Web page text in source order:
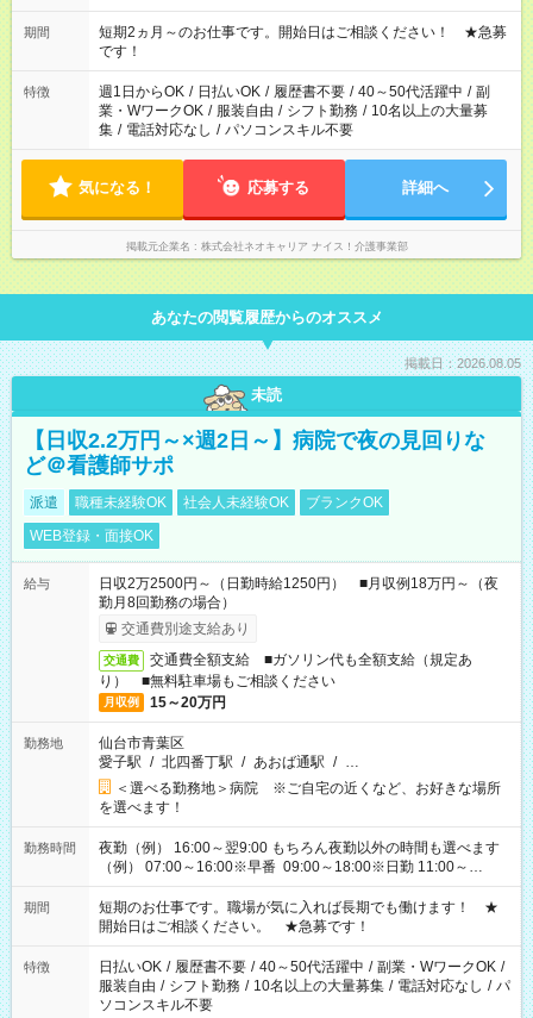
みたい」 「しっかり稼ぎたい」 「もう少し遅い時間から始めた
い」など ご希望にあったお仕事をご案内いたします。 ※未経験
の方の場合は1～2ヶ月間は日中での仕事を経験いただき、 お
仕事に慣れてからの夜勤になります。 ★家庭の都合でお休みが
必要な場合も遠慮なくご相談ください。
期間
短期2ヵ月～のお仕事です。開始日はご相談ください！ ★急募
です！
特徴 週1日からOK / 日払いOK / 履歴書不要 / 40～50代活躍中 / 副
業・WワークOK / 服装自由 / シフト勤務 / 10名以上の大量募
集 / 電話対応なし / パソコンスキル不要
気になる！ 応募する 詳細へ
掲載元企業名 株式会社ネオキャリア ナイス！介護事業部
あなたの閲覧履歴からのオススメ
掲載日：2026.08.05
未読
【日収2.2万円～×週2日～】病院で夜の見回りな
ど＠看護師サポ
派遣 職種未経験OK 社会人未経験OK
ブランクOK
WEB登録・面接OK
給与
日収2万2500円～（日勤時給1250円） ■月収例18万円～（夜
勤月8回勤務の場合）
交通費別途支給あり
交通費
交通費全額支給 ■ガソリン代も全額支給（規定あ
り） ■無料駐車場もご相談ください
月収例 15～20万円
勤務地
仙台市青葉区
愛子駅 / 北四番丁駅 / あおば通駅 / …
＜選べる勤務地＞病院 ※ご自宅の近くなど、お好きな場所
を選べます！
勤務時間
夜勤（例） 16:00～翌9:00 もちろん夜勤以外の時間も選べます
（例） 07:00～16:00※早番 09:00～18:00※日勤 11:00～
20:00※遅番 ※時間は、固定・選べる施設もあるので、ご希望が
あれば調整できます！ ※シフト制。勤務地により実働時間が異
なります。★家庭の都合でお休みが必要な場合も遠慮なくご相
談ください。
期間
短期のお仕事です。職場が気に入れば長期でも働けます！ ★
開始日はご相談ください。 ★急募です！
特徴 日払いOK / 履歴書不要 / 40～50代活躍中 / 副業・WワークOK /
服装自由 / シフト勤務 / 10名以上の大量募集 / 電話対応なし / パ
ソコンスキル不要